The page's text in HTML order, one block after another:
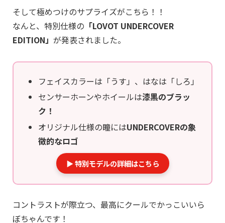
そして極めつけのサプライズがこちら！！
なんと、特別仕様の 「LOVOT UNDERCOVER
EDITION」 が発表されました。
フェイスカラーは「うす」、はなは「しろ」
センサーホーンやホイールは漆黒のブラッ
ク！
オリジナル仕様の瞳にはUNDERCOVERの象
徴的なロゴ
▶︎ 特別モデルの詳細はこちら
コントラストが際立つ、最高にクールでかっこいいら
ぼちゃんです！